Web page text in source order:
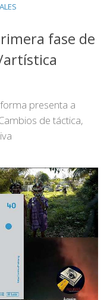
fase de
artística
presenta a
de táctica,